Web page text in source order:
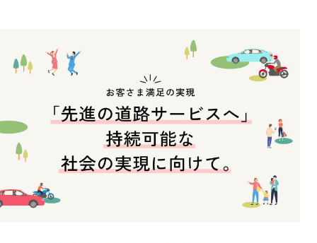
重要課題
サステナ
ビリティ
関連情報
阪神高速グループ
取り組み
募集
協定・事
業許可等
受賞歴
阪神高速
速事業
アドバ
ー会議
阪神高
速道路
株式会
公団の情報
告
入
果
電
子
札
契約
方式
技術
基準
類